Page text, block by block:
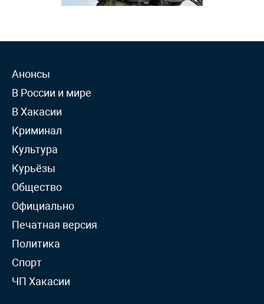
Анонсы
В России и мире
В Хакасии
Криминал
Культура
Курьёзы
Общество
Официально
Печатная версия
Политика
Спорт
ЧП Хакасии